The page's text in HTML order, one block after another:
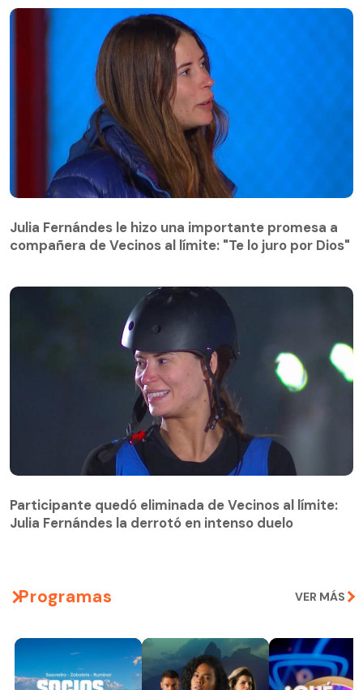
compañera de Vecinos al límite: "Te lo juro por Dios"
Julia Fernándes le hizo una importante promesa a
compañera de Vecinos al límite: "Te lo juro por Dios"
Julia Fernándes la derrotó en intenso duelo
Participante quedó eliminada de Vecinos al límite:
Julia Fernándes la derrotó en intenso duelo
Programas VER MÁS